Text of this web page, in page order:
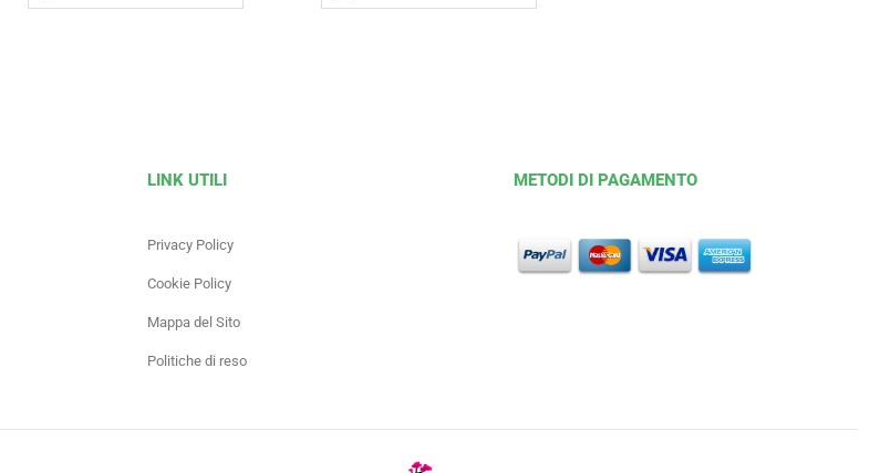
LINK UTILI
Privacy Policy
Cookie Policy
Mappa del Sito
Politiche di reso
METODI DI PAGAMENTO